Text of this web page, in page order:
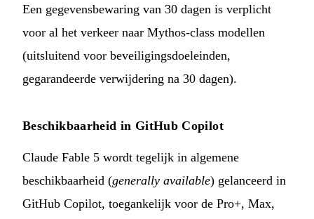
Een gegevensbewaring van 30 dagen is verplicht
voor al het verkeer naar Mythos-class modellen
(uitsluitend voor beveiligingsdoeleinden,
gegarandeerde verwijdering na 30 dagen).
Beschikbaarheid in GitHub Copilot
Claude Fable 5 wordt tegelijk in algemene
beschikbaarheid (generally available) gelanceerd in
GitHub Copilot, toegankelijk voor de Pro+, Max,